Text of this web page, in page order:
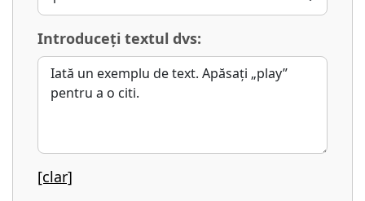
Introduceți textul dvs:
[clar]